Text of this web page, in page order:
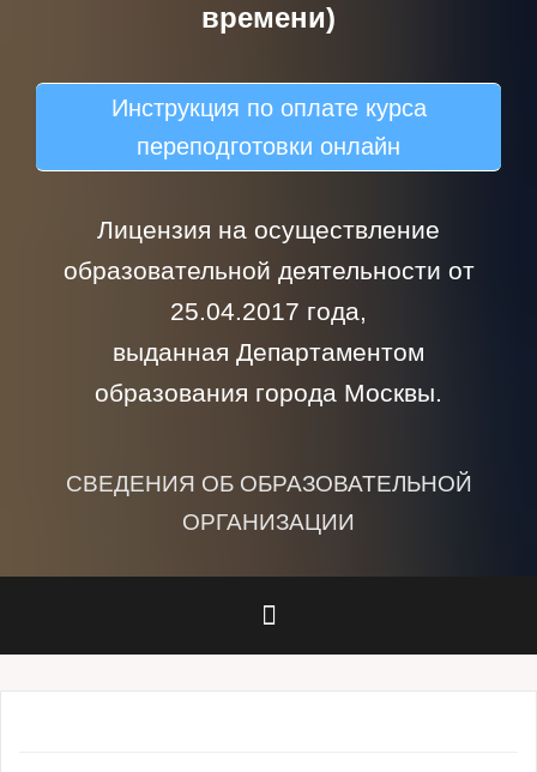
времени)
Инструкция по оплате курса
переподготовки онлайн
Лицензия на осуществление
образовательной деятельности от
25.04.2017 года,
выданная Департаментом
образования города Москвы.
СВЕДЕНИЯ ОБ ОБРАЗОВАТЕЛЬНОЙ
ОРГАНИЗАЦИИ